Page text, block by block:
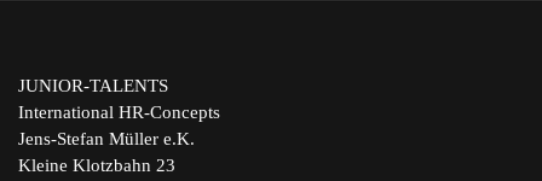
JUNIOR-TALENTS
International HR-Concepts
Jens-Stefan Müller e.K.
Kleine Klotzbahn 23